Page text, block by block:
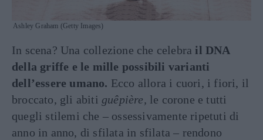
Ashley Graham (Getty Images)
In scena? Una collezione che celebra il DNA
della griffe e le mille possibili varianti
dell’essere umano. Ecco allora i cuori, i fiori, il
broccato, gli abiti guêpière, le corone e tutti
quegli stilemi che – ossessivamente ripetuti di
anno in anno, di sfilata in sfilata – rendono